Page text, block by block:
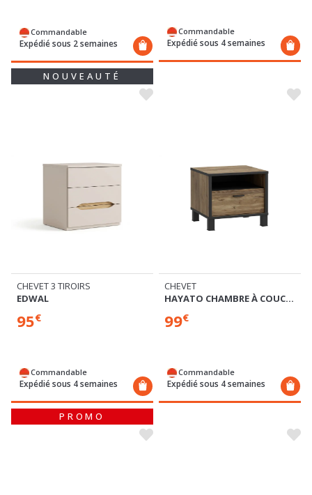
Commandable
Expédié sous 2 semaines
Commandable
Expédié sous 4 semaines
NOUVEAUTÉ
CHEVET 3 TIROIRS
EDWAL
95€
Commandable
Expédié sous 4 semaines
CHEVET
HAYATO CHAMBRE À COUCHER
99€
Commandable
Expédié sous 4 semaines
PROMO